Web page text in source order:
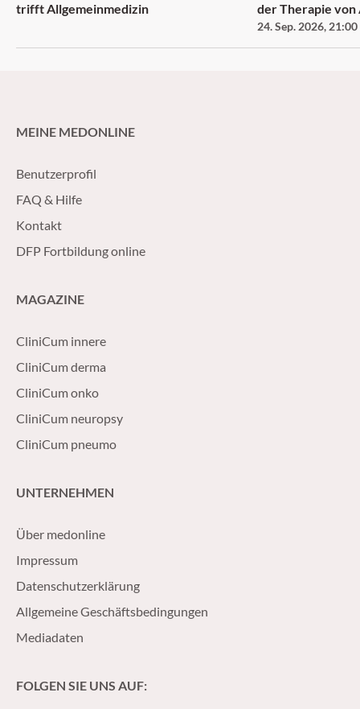
trifft Allgemeinmedizin
der Therapie von
24. Sep. 2026, 21:00
MEINE MEDONLINE
Benutzerprofil
FAQ & Hilfe
Kontakt
DFP Fortbildung online
MAGAZINE
CliniCum innere
CliniCum derma
CliniCum onko
CliniCum neuropsy
CliniCum pneumo
UNTERNEHMEN
Über medonline
Impressum
Datenschutzerklärung
Allgemeine Geschäftsbedingungen
Mediadaten
FOLGEN SIE UNS AUF: